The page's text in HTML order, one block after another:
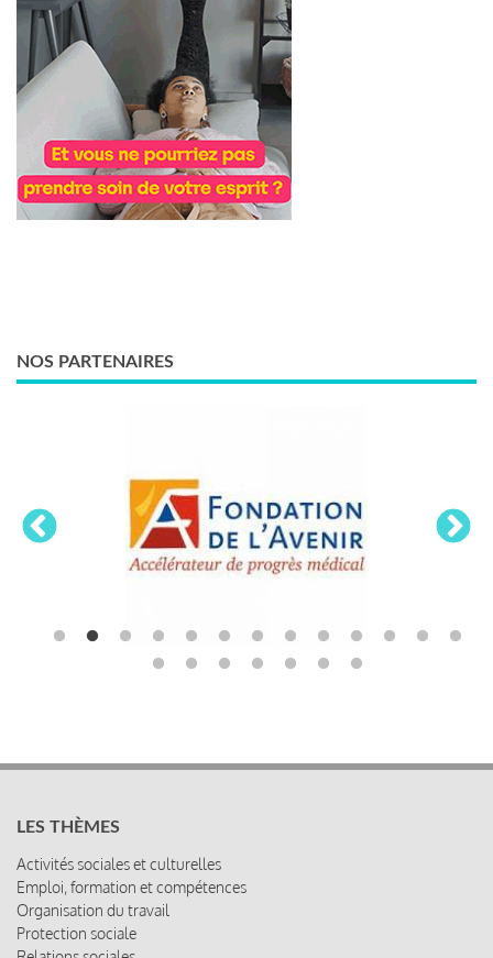
NOS PARTENAIRES
LES THÈMES
Activités sociales et culturelles
Emploi, formation et compétences
Organisation du travail
Protection sociale